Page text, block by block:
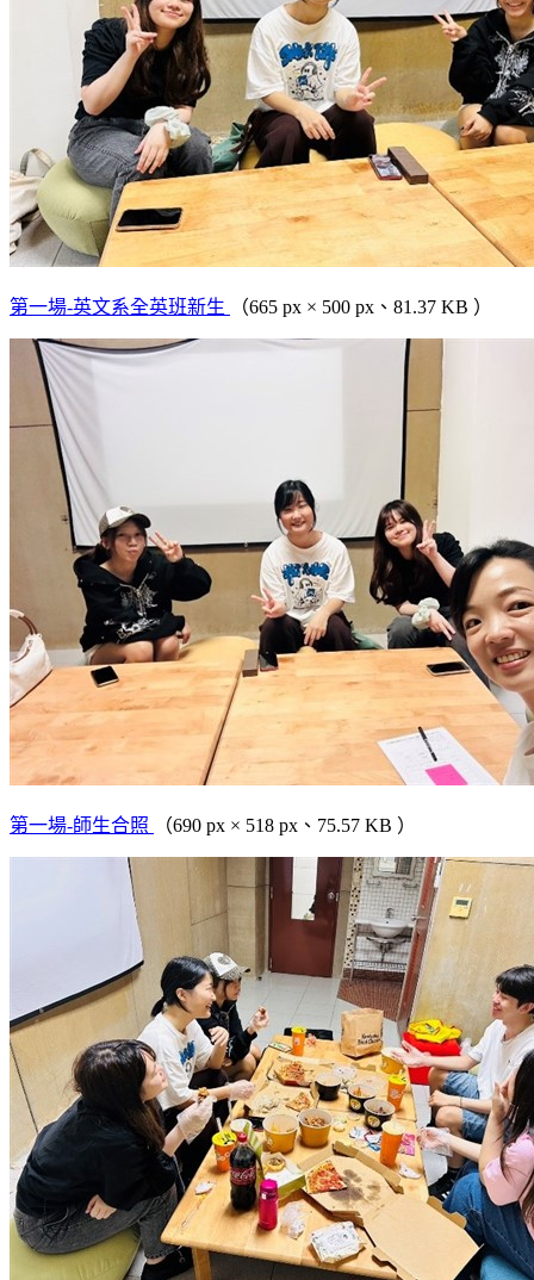
第一場-英文系全英班新生 （665 px × 500 px、81.37 KB ）
第一場-師生合照 （690 px × 518 px、75.57 KB ）